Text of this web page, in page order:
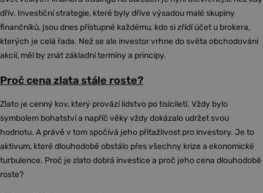
dřív. Investiční strategie, které byly dříve výsadou malé skupiny
finančníků, jsou dnes přístupné každému, kdo si zřídí účet u brokera,
kterých je celá řada. Než se ale investor vrhne do světa obchodování
akcií, měl by znát základní termíny a principy.
Proč cena zlata stále roste?
Zlato je cenný kov, který provází lidstvo po tisíciletí. Vždy bylo
symbolem bohatství a napříč věky vždy dokázalo udržet svou
hodnotu. A právě v tom spočívá jeho přitažlivost pro investory. Je to
aktivum, které dlouhodobě obstálo přes všechny krize a ekonomické
turbulence. Proč je zlato dobrá investice a proč jeho cena dlouhodobě
roste?